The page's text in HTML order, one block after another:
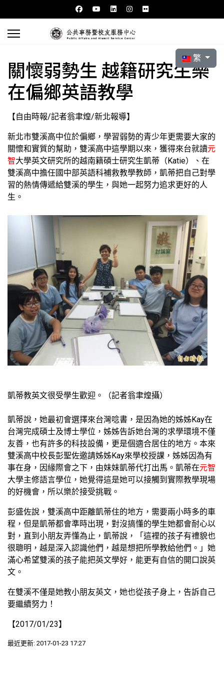
選擇你的語言
繁
關懷弱勢生 越籍研究生樂
在偏鄉英語教學
【自由時報/記者翁聿煌/新北報導】
新北市雙溪高中位於偏鄉，學習弱勢的青少年更需要大家的
關懷和實質的幫助，雙溪高中這學期以來，獲得來台就讀元
智大學英文研究所的越南籍碩士研究生凱蒂（Katie）、在
雙溪高中擔任國中部英語科補救教學教師，凱蒂把自己對學
習的熱情傳遞給雙溪的學生，與她一起努力追求更好的人
生。
凱蒂教英文很受學生歡迎。（記者翁聿煌攝）
凱蒂說，她最初會選擇來台灣唸書，是因為她的姊姊Kay在
台灣完成碩士及博士學位，姊姊告訴她台灣的求學環境不僅
友善，也有許多的科技設備，更是個適合居住的地方。本來
雙溪高中校長彭聖佐邀請姊姊Kay來學校授課，姊姊因為有
事在身，因緣際會之下，由妹妹凱蒂代打出馬。凱蒂在元智
大學主修語言學位，她覺得這是她可以接觸到實際教學現場
的好機會，所以樂於接受挑戰。
彭盛佐說，雙溪高中距離凱蒂住的地方，需要兩小時多的車
程，但是凱蒂都會準時出現，對沒搞懂的學生她都會耐心以
對，直到小朋友弄懂為止，凱蒂說，「這裡的孩子有禮貌也
很聰明，越是深入認識他們，越是想把所學教給他們。」她
滿心希望雙溪的孩子能把英文學好，能更有自信的開口說英
文。
在雙溪不僅是她教小朋友英文，她也從孩子身上，告訴自己
要繼續努力！
【2017/01/23】
最近更新: 2017-01-23 17:27